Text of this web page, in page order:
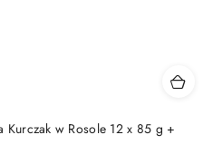
Kurczak w Rosole 12 x 85 g +